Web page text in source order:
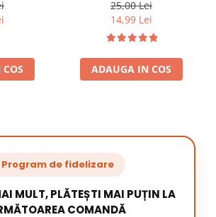
25,00 Lei
14,99 Lei
ADAUGA IN COS
Program de fidelizare
MULT, PLĂTEȘTI MAI PUȚIN LA
COMANDĂ